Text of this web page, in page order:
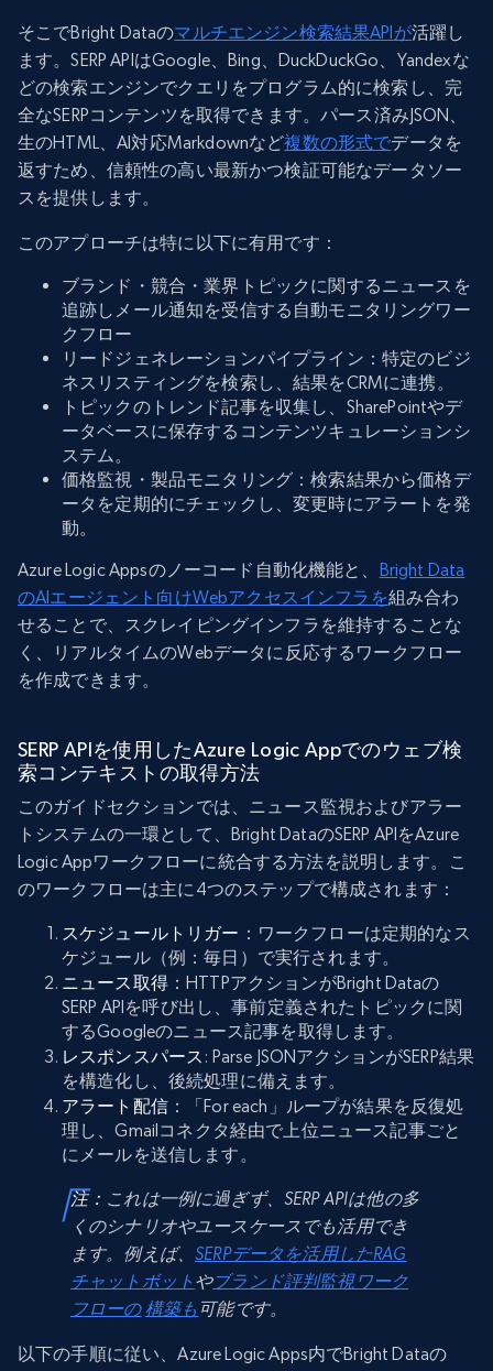
そこでBright Dataのマルチエンジン検索結果APIが活躍し
ます。SERP APIはGoogle、Bing、DuckDuckGo、Yandexな
どの検索エンジンでクエリをプログラム的に検索し、完
全なSERPコンテンツを取得できます。パース済みJSON、
生のHTML、AI対応Markdownなど複数の形式でデータを
返すため、信頼性の高い最新かつ検証可能なデータソー
スを提供します。
このアプローチは特に以下に有用です：
ブランド・競合・業界トピックに関するニュースを
追跡しメール通知を受信する自動モニタリングワー
クフロー
リードジェネレーションパイプライン：特定のビジ
ネスリスティングを検索し、結果をCRMに連携。
トピックのトレンド記事を収集し、SharePointやデ
ータベースに保存するコンテンツキュレーションシ
ステム。
価格監視・製品モニタリング：検索結果から価格デ
ータを定期的にチェックし、変更時にアラートを発
動。
Azure Logic Appsのノーコード自動化機能と、
Bright Data
のAIエージェント向けWebアクセスインフラを組み合わ
せることで、スクレイピングインフラを維持することな
く、リアルタイムのWebデータに反応するワークフロー
を作成できます。
SERP APIを使用したAzure Logic Appでのウェブ検
索コンテキストの取得方法
このガイドセクションでは、ニュース監視およびアラー
トシステムの一環として、Bright DataのSERP APIをAzure
Logic Appワークフローに統合する方法を説明します。こ
のワークフローは主に4つのステップで構成されます：
スケジュールトリガー ：ワークフローは定期的なス
ケジュール（例：毎日）で実行されます。
ニュース取得：HTTPアクションがBright Dataの
SERP APIを呼び出し、事前定義されたトピックに関
するGoogleのニュース記事を取得します。
レスポンスパース : Parse JSONアクションがSERP結果
を構造化し、後続処理に備えます。
アラート配信：「For each」ループが結果を反復処
理し、Gmailコネクタ経由で上位ニュース記事ごと
にメールを送信します。
注： これは一例に過ぎず、SERP APIは他の多
くのシナリオやユースケースでも活用でき
ます。例えば、SERPデータを活用したRAG
チャットボット やブランド評判監視ワーク
フローの構築も 可能です。
以下の手順に従い、Azure Logic Apps内でBright Dataの